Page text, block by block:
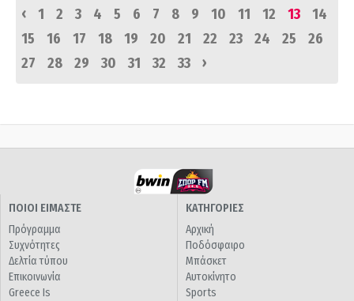
‹
1 2 3 4 5 6 7 8 9 10 11 12 13
14
15
16 17 18 19 20 21 22 23 24 25
26
27
28 29 30 31 32 33 ›
ΠΟΙΟΙ ΕΙΜΑΣΤΕ
Πρόγραμμα
Συχνότητες
Δελτία τύπου
Επικοινωνία
Greece Is
ΚΑΤΗΓΟΡΙΕΣ
Αρχική
Ποδόσφαιρο
Μπάσκετ
Αυτοκίνητο
Sports